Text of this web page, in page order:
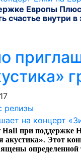
Европы
счастье внутри
релизы
Hall при поддержке
акустика». Этот
определенной